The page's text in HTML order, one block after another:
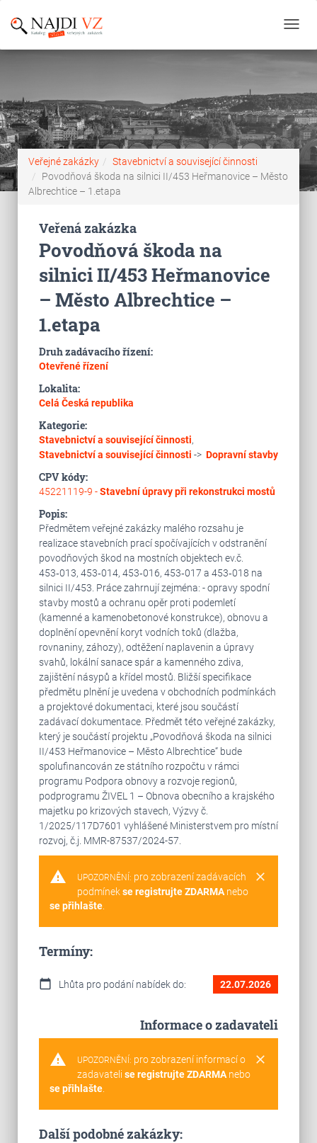
Veřejné zakázky
Stavebnictví a související činnosti
Povodňová škoda na silnici II/453 Heřmanovice – Město
Albrechtice – 1.etapa
Veřená zakázka
Povodňová škoda na
silnici II/453 Heřmanovice
– Město Albrechtice –
1.etapa
Druh zadávacího řízení:
Otevřené řízení
Lokalita:
Celá Česká republika
Kategorie:
Stavebnictví a související činnosti,
Stavebnictví a související činnosti -> Dopravní stavby
CPV kódy:
45221119-9 -Stavební úpravy při rekonstrukci mostů
Popis:
Předmětem veřejné zakázky malého rozsahu je
realizace stavebních prací spočívajících v odstranění
povodňových škod na mostních objektech ev.č.
453‑013, 453‑014, 453‑016, 453‑017 a 453‑018 na
silnici II/453. Práce zahrnují zejména: - opravy spodní
stavby mostů a ochranu opěr proti podemletí
(kamenné a kamenobetonové konstrukce), obnovu a
doplnění opevnění koryt vodních toků (dlažba,
rovnaniny, záhozy), odtěžení naplavenin a úpravy
svahů, lokální sanace spár a kamenného zdiva,
zajištění násypů a křídel mostů. Bližší specifikace
předmětu plnění je uvedena v obchodních podmínkách
a projektové dokumentaci, které jsou součástí
zadávací dokumentace. Předmět této veřejné zakázky,
který je součástí projektu „Povodňová škoda na silnici
II/453 Heřmanovice – Město Albrechtice“ bude
spolufinancován ze státního rozpočtu v rámci
programu Podpora obnovy a rozvoje regionů,
podprogramu ŽIVEL 1 – Obnova obecního a krajského
majetku po krizových stavech, Výzvy č.
1/2025/117D7601 vyhlášené Ministerstvem pro místní
rozvoj, č.j. MMR-87537/2024-57.
warning clear
UPOZORNĚNÍ: pro zobrazení zadávacích
podmínekse registrujte ZDARMAnebo
se přihlašte.
Termíny:
calendar_today Lhůta pro podání nabídek do: 22.07.2026
Informace o zadavateli
warning clear
UPOZORNĚNÍ: pro zobrazení informací o
zadavateli se registrujte ZDARMAnebo
se přihlašte.
Další podobné zakázky: